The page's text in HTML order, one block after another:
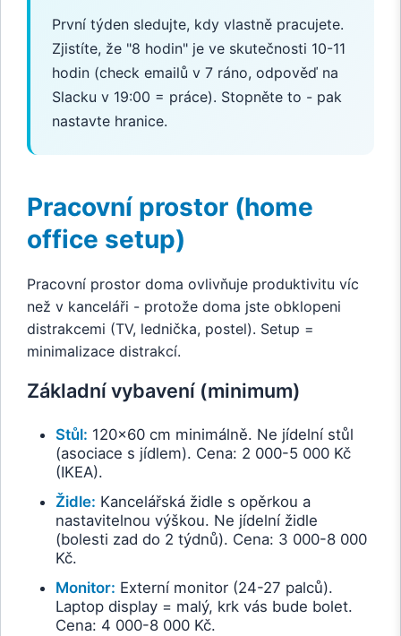
První týden sledujte, kdy vlastně pracujete.
Zjistíte, že "8 hodin" je ve skutečnosti 10-11
hodin (check emailů v 7 ráno, odpověď na
Slacku v 19:00 = práce). Stopněte to - pak
nastavte hranice.
Pracovní prostor (home
office setup)
Pracovní prostor doma ovlivňuje produktivitu víc
než v kanceláři - protože doma jste obklopeni
distrakcemi (TV, lednička, postel). Setup =
minimalizace distrakcí.
Základní vybavení (minimum)
Stůl: 120x60 cm minimálně. Ne jídelní stůl
(asociace s jídlem). Cena: 2 000-5 000 Kč
(IKEA).
Židle: Kancelářská židle s opěrkou a
nastavitelnou výškou. Ne jídelní židle
(bolesti zad do 2 týdnů). Cena: 3 000-8 000
Kč.
Monitor: Externí monitor (24-27 palců).
Laptop display = malý, krk vás bude bolet.
Cena: 4 000-8 000 Kč.